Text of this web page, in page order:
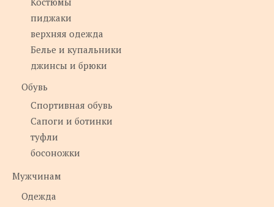
пиджаки
верхняя одежда
Белье и купальники
джинсы и брюки
Обувь
Спортивная обувь
Сапоги и ботинки
туфли
босоножки
Мужчинам
Одежда